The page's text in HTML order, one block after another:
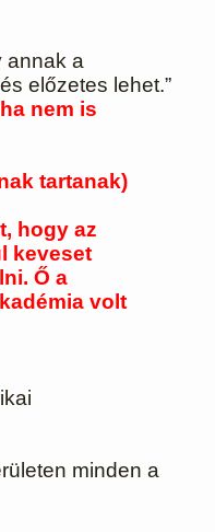
annak a
előzetes lehet.”
nem is
tartanak)
hogy az
keveset
Ő a
volt
minden a